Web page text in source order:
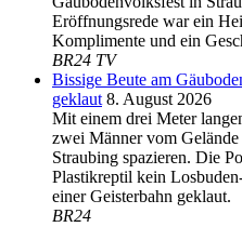
Eröffnungsrede war ein
Komplimente und ein
BR24 TV
Bissige Beute am
geklaut 8. August 2026
Mit einem drei Meter
zwei Männer vom
Straubing spazieren. Die
Plastikreptil kein
einer Geisterbahn geklaut.
BR24